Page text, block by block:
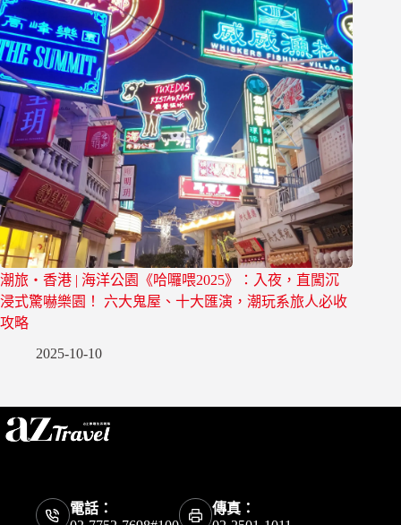
潮旅・香港 | 海洋公園《哈囉喂2025》：入夜，直闖沉
浸式驚嚇樂園！ 六大鬼屋、十大匯演，潮玩系旅人必收
攻略
2025-10-10
電話：
傳真：